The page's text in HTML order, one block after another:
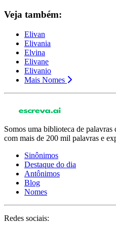
Veja também:
Elivan
Elivania
Elvina
Elivane
Elivanio
Mais Nomes
Somos uma biblioteca de
com mais de 200 mil palavras e
Sinônimos
Destaque do dia
Antônimos
Blog
Nomes
Redes sociais: